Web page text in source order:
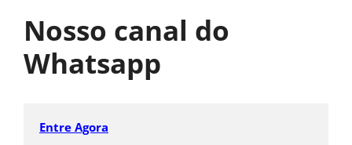
Nosso canal do
Whatsapp
Entre Agora